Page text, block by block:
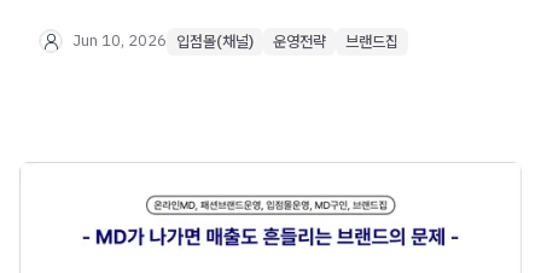
상품이 팔리는 유통2.0 시대의 패션 유통 전략을
Jun 10, 2026 입점몰(채널) 운영전략 브랜드집